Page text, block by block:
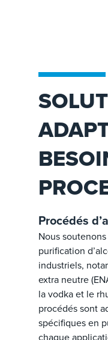
Procédés
Nous
purification
industriels,
extra neutre
la vodka et le
procédés sont
spécifiques en